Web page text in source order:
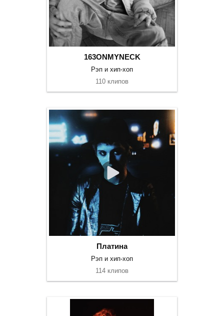
163ONMYNECK
Рэп и хип-хоп
110 клипов
Платина
Рэп и хип-хоп
114 клипов